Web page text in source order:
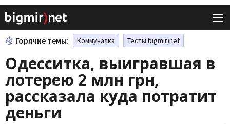
Горячие темы: Коммуналка Тесты bigmir)net
Одесситка, выигравшая в
лотерею 2 млн грн,
рассказала куда потратит
деньги